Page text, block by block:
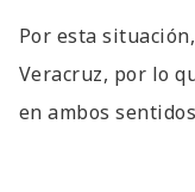
Por esta
Veracruz, por lo
en ambos